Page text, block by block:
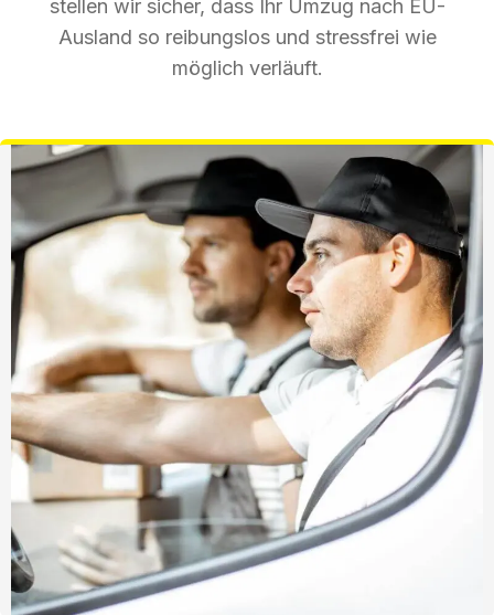
stellen wir sicher, dass Ihr Umzug nach EU-
Ausland so reibungslos und stressfrei wie
möglich verläuft.